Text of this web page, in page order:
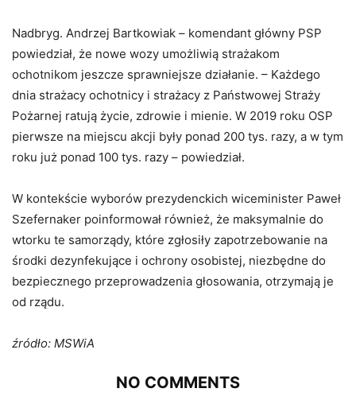
Nadbryg. Andrzej Bartkowiak – komendant główny PSP
powiedział, że nowe wozy umożliwią strażakom
ochotnikom jeszcze sprawniejsze działanie. – Każdego
dnia strażacy ochotnicy i strażacy z Państwowej Straży
Pożarnej ratują życie, zdrowie i mienie. W 2019 roku OSP
pierwsze na miejscu akcji były ponad 200 tys. razy, a w tym
roku już ponad 100 tys. razy – powiedział.
W kontekście wyborów prezydenckich wiceminister Paweł
Szefernaker poinformował również, że maksymalnie do
wtorku te samorządy, które zgłosiły zapotrzebowanie na
środki dezynfekujące i ochrony osobistej, niezbędne do
bezpiecznego przeprowadzenia głosowania, otrzymają je
od rządu.
źródło: MSWiA
NO COMMENTS